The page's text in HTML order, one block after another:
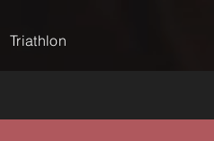
Triathlon